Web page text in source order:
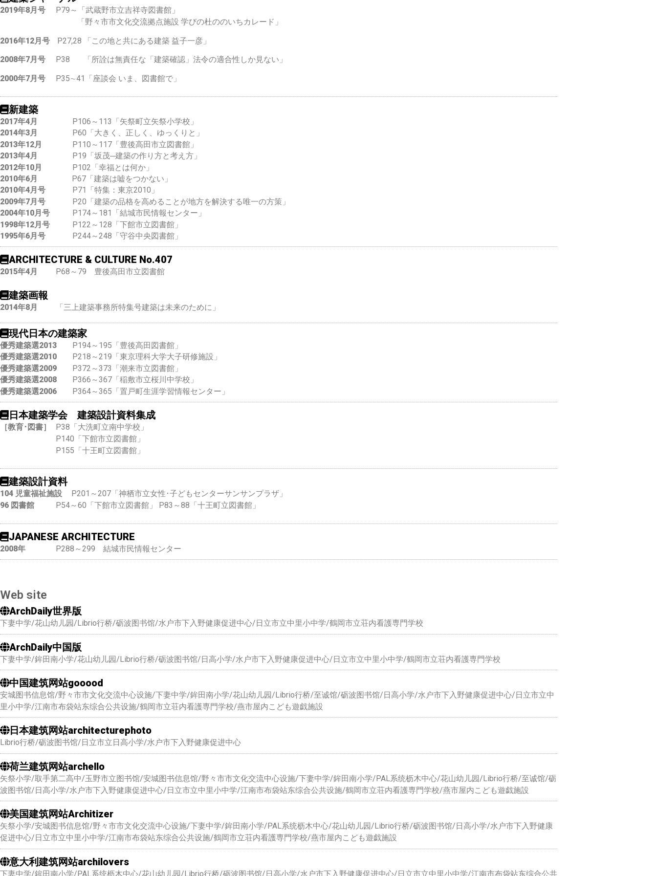
2019年8月号
P79～「武蔵野市立吉祥寺図書館」
「野々市市文化交流拠点施設 学びの杜ののいちカレード」
2016年12月号 P27,28 「この地と共にある建築 益子一彦」
2008年7月号 P38 「所詮は無責任な「建築確認」法令の適合性しか見ない」
2000年7月号 P35∼41「座談会 いま、図書館で」
新建築
2017年4月
P106～113「矢祭町立矢祭小学校」
2014年3月
P60「大きく、正しく、ゆっくりと」
2013年12月
P110～117「豊後高田市立図書館」
2013年4月
P19「坂茂─建築の作り方と考え方」
2012年10月
P102「幸福とは何か」
2010年6月
P67「建築は嘘をつかない」
2010年4月号
P71「特集：東京2010」
2009年7月号
P20「建築の品格を高めることが地方を解決する唯一の方策」
2004年10月号
P174～181「結城市民情報センター」
1998年12月号
P122～128「下館市立図書館」
1995年6月号
P244～248「守谷中央図書館」
ARCHITECTURE & CULTURE No.407
2015年4月 P68～79 豊後高田市立図書館
建築画報
2014年8月 「三上建築事務所特集号建築は未来のために」
現代日本の建築家
優秀建築選2013
P194～195「豊後高田図書館」
優秀建築選2010
P218～219「東京理科大学大子研修施設」
優秀建築選2009
P372～373「潮来市立図書館」
優秀建築選2008
P366～367「稲敷市立桜川中学校」
優秀建築選2006
P364～365「置戸町生涯学習情報センター」
日本建築学会 建築設計資料集成
［教育･図書］
P38「大洗町立南中学校」
P140「下館市立図書館」
P155「十王町立図書館」
建築設計資料
104 児童福祉施設
P201～207「神栖市立女性･子どもセンターサンサンプラザ」
96 図書館
P54～60「下館市立図書館」 P83～88「十王町立図書館」
JAPANESE ARCHITECTURE
2008年 P288～299 結城市民情報センター
Web site
ArchDaily世界版
下妻中学/花山幼儿园/Librio行桥/砺波图书馆/水户市下入野健康促进中心/日立市立中里小中学/鶴岡市立荘内看護専門学校
ArchDaily中国版
下妻中学/鉾田南小学/花山幼儿园/Librio行桥/砺波图书馆/日高小学/水户市下入野健康促进中心/日立市立中里小中学/鶴岡市立荘内看護専門学校
中国建筑网站gooood
安城图书信息馆/野々市市文化交流中心设施/下妻中学/鉾田南小学/花山幼儿园/Librio行桥/至诚馆/砺波图书馆/日高小学/水户市下入野健康促进中心/日立市立中
里小中学/江南市布袋站东综合公共设施/鶴岡市立荘内看護専門学校/燕市屋内こども遊戯施設
日本建筑网站architecturephoto
Librio行桥/砺波图书馆/日立市立日高小学/水户市下入野健康促进中心
荷兰建筑网站archello
矢祭小学/取手第二高中/玉野市立图书馆/安城图书信息馆/野々市市文化交流中心设施/下妻中学/鉾田南小学/PAL系统枥木中心/花山幼儿园/Librio行桥/至诚馆/砺
波图书馆/日高小学/水户市下入野健康促进中心/日立市立中里小中学/江南市布袋站东综合公共设施/鶴岡市立荘内看護専門学校/燕市屋内こども遊戯施設
美国建筑网站Architizer
矢祭小学/安城图书信息馆/野々市市文化交流中心设施/下妻中学/鉾田南小学/PAL系统枥木中心/花山幼儿园/Librio行桥/砺波图书馆/日高小学/水户市下入野健康
促进中心/日立市立中里小中学/江南市布袋站东综合公共设施/鶴岡市立荘内看護専門学校/燕市屋内こども遊戯施設
意大利建筑网站archilovers
下妻中学/鉾田南小学/PAL系统枥木中心/花山幼儿园/Librio行桥/砺波图书馆/日高小学/水户市下入野健康促进中心/日立市立中里小中学/江南市布袋站东综合公共